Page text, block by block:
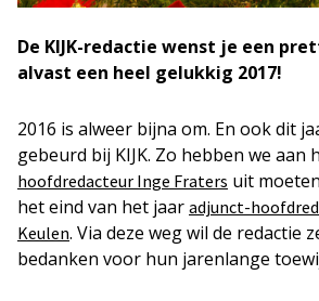
De KIJK-redactie wenst je een
alvast een heel gelukkig 2017!
2016 is alweer bijna om. En ook dit
gebeurd bij KIJK. Zo hebben we aan
hoofdredacteur Inge Fraters uit
het eind van het jaar adjunct-
Keulen. Via deze weg wil de redactie
bedanken voor hun jarenlange